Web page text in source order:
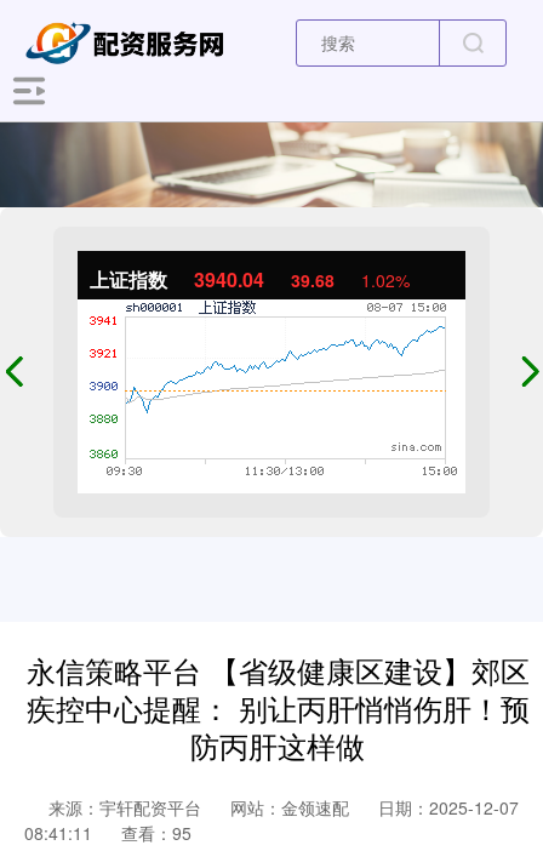
上证指数 3940.04 39.68 1.02%
永信策略平台 【省级健康区建设】郊区
疾控中心提醒： 别让丙肝悄悄伤肝！预
防丙肝这样做
来源：宇轩配资平台 网站：金领速配
日期：2025-12-07
08:41:11
查看：95